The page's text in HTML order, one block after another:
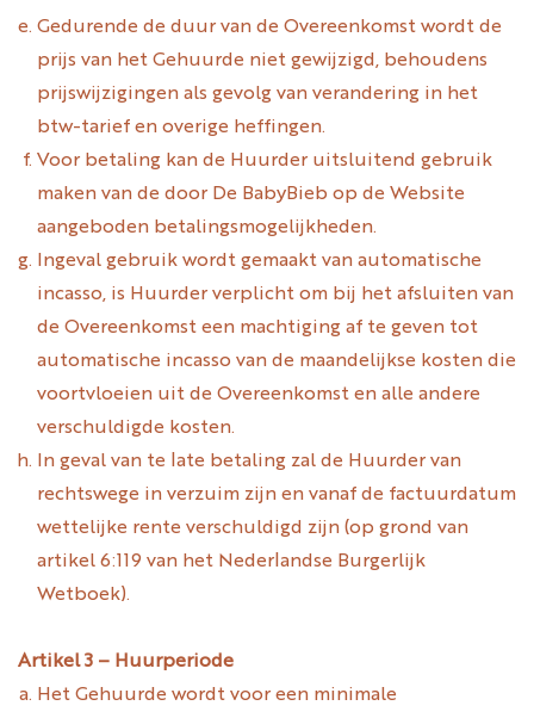
Gedurende de duur van de Overeenkomst wordt de
prijs van het Gehuurde niet gewijzigd, behoudens
prijswijzigingen als gevolg van verandering in het
btw-tarief en overige heffingen.
Voor betaling kan de Huurder uitsluitend gebruik
maken van de door De BabyBieb op de Website
aangeboden betalingsmogelijkheden.
Ingeval gebruik wordt gemaakt van automatische
incasso, is Huurder verplicht om bij het afsluiten van
de Overeenkomst een machtiging af te geven tot
automatische incasso van de maandelijkse kosten die
voortvloeien uit de Overeenkomst en alle andere
verschuldigde kosten.
In geval van te late betaling zal de Huurder van
rechtswege in verzuim zijn en vanaf de factuurdatum
wettelijke rente verschuldigd zijn (op grond van
artikel 6:119 van het Nederlandse Burgerlijk
Wetboek).
Artikel 3 – Huurperiode
Het Gehuurde wordt voor een minimale